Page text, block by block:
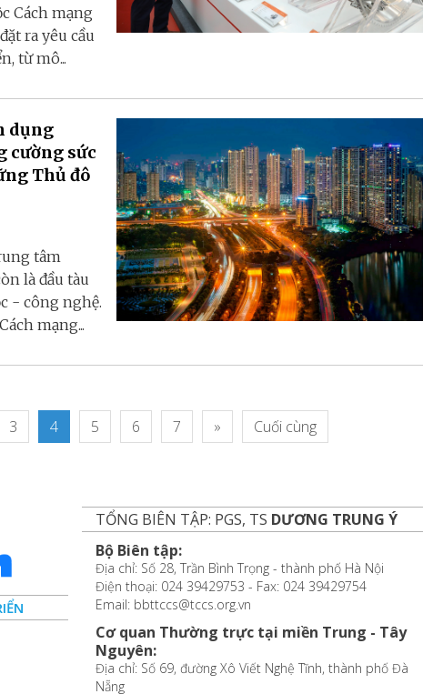
Cách mạng
ra yêu cầu
từ mô...
dụng
cường sức
Thủ đô
tâm
là đầu tàu
- công nghệ.
mạng...
3 4 5 6 7 » Cuối cùng
TỔNG BIÊN TẬP: PGS, TS DƯƠNG TRUNG Ý
Bộ Biên tập:
Địa chỉ: Số 28, Trần Bình Trọng - thành phố Hà Nội
Điện thoại: 024 39429753 - Fax: 024 39429754
Email: bbttccs@tccs.org.vn
Cơ quan Thường trực tại miền Trung - Tây
Nguyên:
Địa chỉ: Số 69, đường Xô Viết Nghệ Tĩnh, thành phố Đà
Nẵng